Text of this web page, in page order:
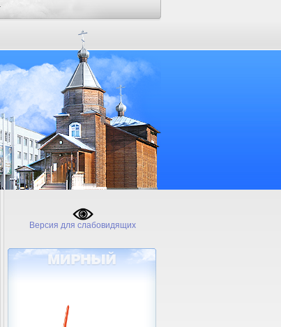
Версия для слабовидящих